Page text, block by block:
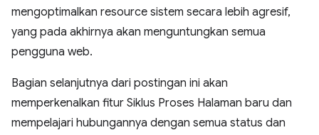
mengoptimalkan resource sistem secara lebih agresif,
yang pada akhirnya akan menguntungkan semua
pengguna web.
Bagian selanjutnya dari postingan ini akan
memperkenalkan fitur Siklus Proses Halaman baru dan
mempelajari hubungannya dengan semua status dan